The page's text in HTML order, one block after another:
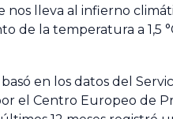
nos lleva al infierno
de la temperatura a 1,5
en los datos del
el Centro Europeo de